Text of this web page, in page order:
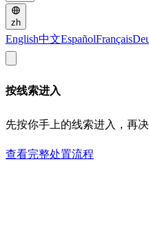
zh
English中文EspañolFrançais
按线索进入
先按你手上的线索进入，再
查看完整处置流程